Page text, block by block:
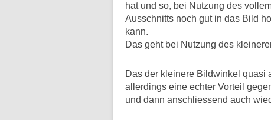
hat und so, bei Nutzung des
Ausschnitts noch gut in das Bild
kann.
Das geht bei Nutzung des
Das der kleinere Bildwinkel quasi
allerdings eine echter Vorteil
und dann anschliessend auch